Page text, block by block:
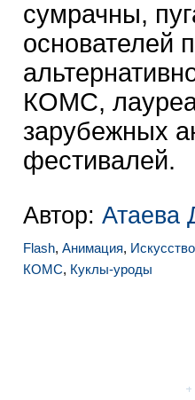
сумрачны,
основателей
КОМС,
зарубежных
фестивалей.
Автор: Атаева
Flash, Анимация, Искусство
КОМС, Куклы-уроды